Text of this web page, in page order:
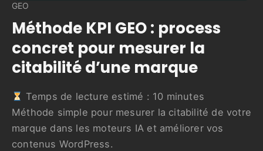
GEO
Méthode KPI GEO : process
concret pour mesurer la
citabilité d’une marque
Temps de lecture estimé : 10 minutes
Méthode simple pour mesurer la citabilité de votre
marque dans les moteurs IA et améliorer vos
contenus WordPress.